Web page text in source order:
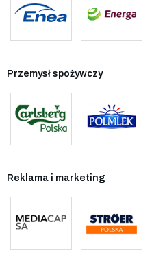
Przemysł spożywczy
Reklama i marketing